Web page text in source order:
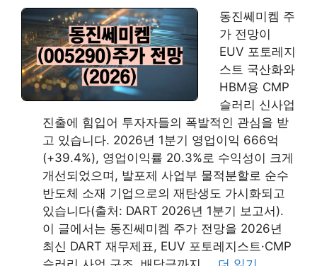
동진쎄미켐 주
가 전망이
EUV 포토레지
스트 국산화와
HBM용 CMP
슬러리 신사업
진출에 힘입어 투자자들의 폭발적인 관심을 받
고 있습니다. 2026년 1분기 영업이익 666억
(+39.4%), 영업이익률 20.3%로 수익성이 크게
개선되었으며, 발포제 사업부 물적분할로 순수
반도체 소재 기업으로의 재탄생도 가시화되고
있습니다(출처: DART 2026년 1분기 보고서).
이 글에서는 동진쎄미켐 주가 전망을 2026년
최신 DART 재무제표, EUV 포토레지스트·CMP